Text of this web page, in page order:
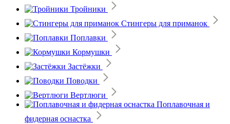
Тройники
Стингеры для приманок
Поплавки
Кормушки
Застёжки
Поводки
Вертлюги
Поплавочная и
фидерная оснастка